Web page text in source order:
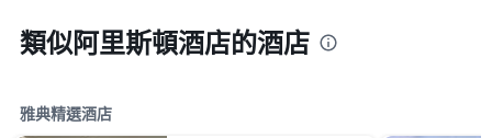
類似阿里斯頓酒店的酒店
雅典精選酒店